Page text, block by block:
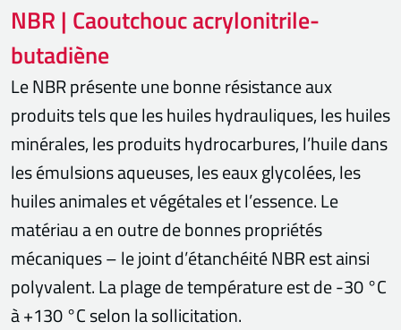
NBR | Caoutchouc acrylonitrile-
butadiène
Le NBR présente une bonne résistance aux
produits tels que les huiles hydrauliques, les huiles
minérales, les produits hydrocarbures, l’huile dans
les émulsions aqueuses, les eaux glycolées, les
huiles animales et végétales et l’essence. Le
matériau a en outre de bonnes propriétés
mécaniques – le joint d’étanchéité NBR est ainsi
polyvalent. La plage de température est de -30 °C
à +130 °C selon la sollicitation.